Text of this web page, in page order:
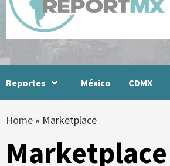
Reportes México CDMX
Home » Marketplace
Marketplace